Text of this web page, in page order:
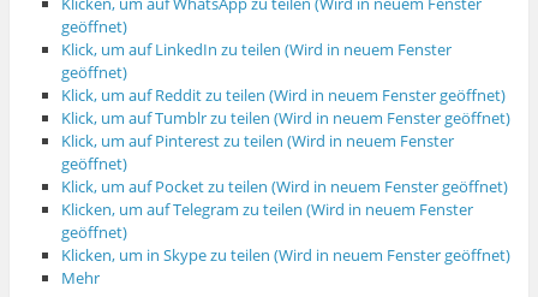
geöffnet)
Klick, um auf LinkedIn zu teilen (Wird in neuem Fenster
geöffnet)
Klick, um auf Reddit zu teilen (Wird in neuem Fenster geöffnet)
Klick, um auf Tumblr zu teilen (Wird in neuem Fenster geöffnet)
Klick, um auf Pinterest zu teilen (Wird in neuem Fenster
geöffnet)
Klick, um auf Pocket zu teilen (Wird in neuem Fenster geöffnet)
Klicken, um auf Telegram zu teilen (Wird in neuem Fenster
geöffnet)
Klicken, um in Skype zu teilen (Wird in neuem Fenster geöffnet)
Mehr